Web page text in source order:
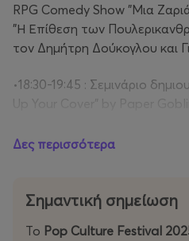
RPG Comedy Show "Μια
"Η Επίθεση των
τον Δημήτρη Δούκογλου και
•18:30-19:45 : Σεμινάριο
•20:00-21:00 : Live Music
Day 2: Σάββατο 1
Δες περισσότερα
Σημαντική σημείωση
Το Pop Culture Festival